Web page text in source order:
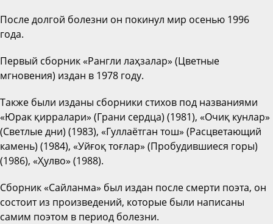
После долгой болезни он покинул мир осенью 1996
года.
Первый сборник «Рангли лаҳзалар» (Цветные
мгновения) издан в 1978 году.
Также были изданы сборники стихов под названиями
«Юрак қирралари» (Грани сердца) (1981), «Очиқ кунлар»
(Светлые дни) (1983), «Гуллаётган тош» (Расцветающий
камень) (1984), «Уйғоқ тоғлар» (Пробудившиеся горы)
(1986), «Ҳулво» (1988).
Сборник «Сайланма» был издан после смерти поэта, он
состоит из произведений, которые были написаны
самим поэтом в период болезни.